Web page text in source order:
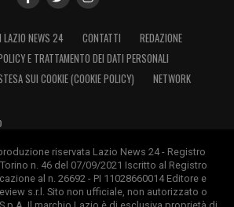
LAZIO NEWS 24 CONTATTI
REDAZIONE
E TRATTAMENTO DEI DATI PERSONALI
SUI COOKIE (COOKIE POLICY)
NETWORK
riservata Lazio News 24 - Registro
n. 46 del 07/09/2021 Iscritto al Registro
al n. 26692 - PI 11028660014 Editore e
s.r.l. Sito non ufficiale, non autorizzato o